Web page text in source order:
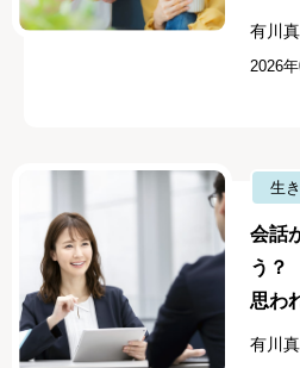
有川
2026
生
会話
う？
思わ
有川